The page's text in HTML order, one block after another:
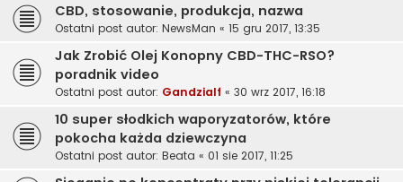
CBD, stosowanie, produkcja, nazwa
Ostatni post autor: NewsMan « 15 gru 2017, 13:35
Jak Zrobić Olej Konopny CBD-THC-RSO?
poradnik video
Ostatni post autor: Gandzialf « 30 wrz 2017, 16:18
10 super słodkich waporyzatorów, które
pokocha każda dziewczyna
Ostatni post autor: Beata « 01 sie 2017, 11:25